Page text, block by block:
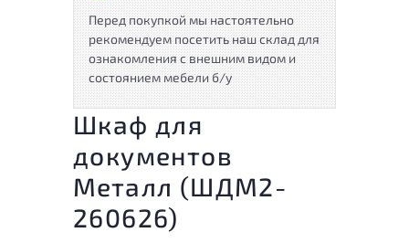
Перед покупкой мы настоятельно
рекомендуем посетить наш склад для
ознакомления с внешним видом и
состоянием мебели б/у
Шкаф для
документов
Металл (ШДМ2-
260626)